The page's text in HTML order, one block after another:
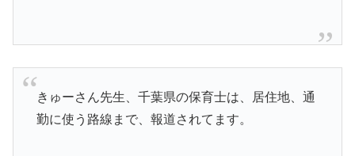
きゅーさん先生、千葉県の保育士は、居住地、通
勤に使う路線まで、報道されてます。